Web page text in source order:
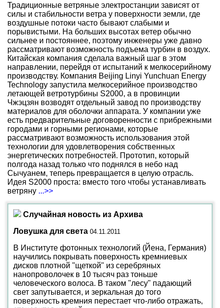
Традиционные ветряные электростанции зависят от
силы и стабильности ветра у поверхности земли, где
воздушные потоки часто бывают слабыми и
порывистыми. На больших высотах ветер обычно
сильнее и постояннее, поэтому инженеры уже давно
рассматривают возможность подъема турбин в воздух.
Китайская компания сделала важный шаг в этом
направлении, перейдя от испытаний к мелкосерийному
производству. Компания Beijing Linyi Yunchuan Energy
Technology запустила мелкосерийное производство
летающей ветротурбины S2000, а в провинции
Чжэцзян возводят отдельный завод по производству
материалов для оболочки аппарата. У компании уже
есть предварительные договоренности с прибрежными
городами и горными регионами, которые
рассматривают возможность использования этой
технологии для удовлетворения собственных
энергетических потребностей. Прототип, который
полгода назад только что поднялся в небо над
Сычуанем, теперь превращается в целую отрасль.
Идея S2000 проста: вместо того чтобы устанавливать
ветряну ...>>
Случайная новость из Архива
Ловушка для света 04.11.2011
В Институте фотонных технологий (Йена, Германия)
научились покрывать поверхность кремниевых
дисков плотной "щеткой" из серебряных
нанопроволочек в 10 тысяч раз тоньше
человеческого волоса. В таком "лесу" падающий
свет запутывается, и зеркальная до того
поверхность кремния перестает что-либо отражать,